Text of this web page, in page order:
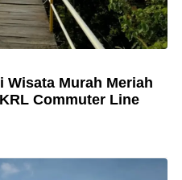
Wisata Murah Meriah
Commuter Line